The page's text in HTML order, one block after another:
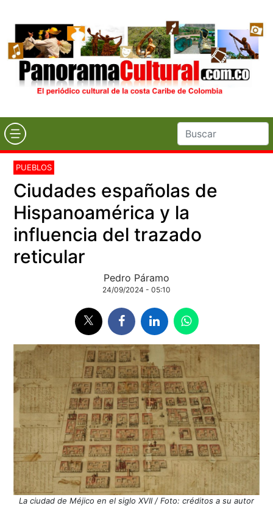
PUEBLOS
Ciudades españolas de
Hispanoamérica y la
influencia del trazado
reticular
Pedro Páramo
24/09/2024 - 05:10
La ciudad de Méjico en el siglo XVII / Foto: créditos a su autor